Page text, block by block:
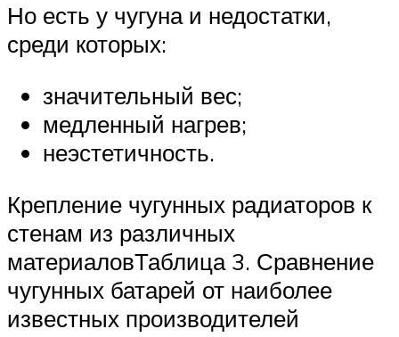
Но есть у чугуна и недостатки,
среди которых:
значительный вес;
медленный нагрев;
неэстетичность.
Крепление чугунных радиаторов к
стенам из различных
материаловТаблица 3. Сравнение
чугунных батарей от наиболее
известных производителей